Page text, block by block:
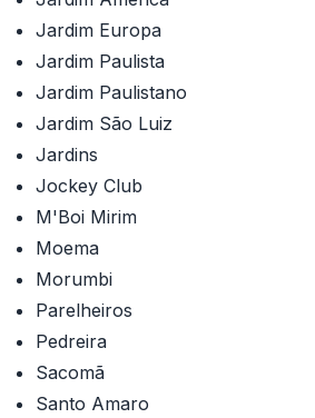
Jardim Europa
Jardim Paulista
Jardim Paulistano
Jardim São Luiz
Jardins
Jockey Club
M'Boi Mirim
Moema
Morumbi
Parelheiros
Pedreira
Sacomã
Santo Amaro